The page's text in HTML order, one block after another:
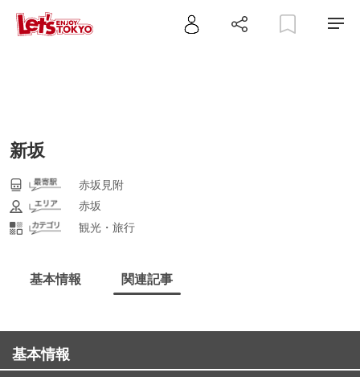
新坂
赤坂見附
赤坂
観光・旅行
基本情報 関連記事
基本情報